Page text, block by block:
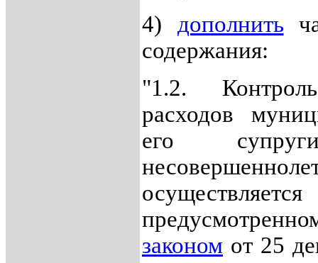
4) дополнить
содержания:
"1.2.
расходов
его
законом от 25